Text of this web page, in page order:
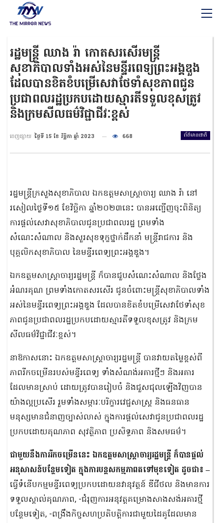
រដ្ឋមន្រ្តី ឈាង រ៉ា កោតសរសើរមន្រ្តី
សុខាភិបាលទាំងអស់នៃមន្ទីរពេទ្យព្រះអង្គឌួង
ដែលបានខិតខំបម្រើសេវាថែទាំសុខភាពជូន
ប្រជាពលរដ្ឋប្រកបដោយស្មារតីទទួលខុសត្រូវ
និងក្រមសីលធម៌វិជ្ជាជីវៈខ្ពស់
ព័ត៌មានជាតិ
ចេញផ្សាយ ថ្ងៃទី 15 ខែ វិច្ឆិកា ឆ្នាំ 2023 668
រដ្ឋមន្រ្តីក្រសួងសុខាភិបាល ឯកឧត្តមសាស្រ្តាចារ្យ ឈាង រ៉ា នៅ
រសៀលថ្ងៃទី១៥ ខែវិច្ឆិកា ឆ្នាំ២០២៣នេះ បានអញ្ជើញចុះពិនិត្យ
ការផ្តល់សេវាសុខាភិបាលជូនប្រជាពលរដ្ឋ ព្រមទាំង
សំណេះសំណាល និងសួរសុខទុក្ខថ្នាក់ដឹកនាំ មន្រ្តីរាជការ និង
បុគ្គលិកសុខាភិបាល នៃមន្ទីរពេទ្យព្រះអង្គឌួង។
ឯកឧត្តមសាស្រ្តាចារ្យរដ្ឋមន្រ្តី ក៏បានជួបសំណេះសំណាល និងថ្លែង
អំណរគុណ ព្រមទាំងកោតសរសើរ ជូនចំពោះមន្រ្តីសុខាភិបាលទាំង
អស់នៃមន្ទីរពេទ្យព្រះអង្គឌួង ដែលបានខិតខំបម្រើសេវាថែទាំសុខ
ភាពជូនប្រជាពលរដ្ឋប្រកបដោយស្មារតីទទួលខុសត្រូវ និងក្រម
សីលធម៌វិជ្ជាជីវៈខ្ពស់។
នាឱកាសនោះ ឯកឧត្តមសាស្រ្តាចារ្យរដ្ឋមន្រ្តី បានវាយតម្លៃខ្ពស់ពី
ភាពរីកចម្រើនរបស់មន្ទីរពេទ្យ ទាំងសំណង់អគារថ្មីៗ និងអគារ
ដែលមានស្រាប់​ ដោយត្រូវបានរៀបចំ និងជួសជុលឡើងវិញបាន
យ៉ាងល្អប្រសើរ រួមទាំងសម្ភារៈបរិក្ខារវេជ្ជសាស្រ្ត និងធនធាន
មនុស្សមានជំនាញច្បាស់លាស់ ក្នុងការផ្តល់សេវាជូនប្រជាពលរដ្ឋ
ប្រកបដោយគុណភាព សុវត្ថិភាព ប្រសិទ្ធភាព និងសមធម៌។
ជាមួយនឹងការរីកចម្រើននេះ ឯកឧត្តមសាស្រ្តាចារ្យរដ្ឋមន្រ្តី ក៏បានផ្តល់
អនុសាសន៍បន្ថែមទៀត ក្នុងការបន្តសកម្មភាពតទៅមុខទៀត ដូចជា៖ –
ធ្វើទំនើបកម្មមន្ទីរពេទ្យប្រកបដោយនវានុវត្តន៍ ឌីជីថល និងមានការ
ទទួលស្គាល់គុណភាព, -ជំរុញការអនុវត្តគម្រោងសាងសង់អគារថ្មី
បន្ថែមទៀត, -ពង្រឹងកិច្ចសហប្រតិបត្តិការជាមួយដៃគូដែលមាន